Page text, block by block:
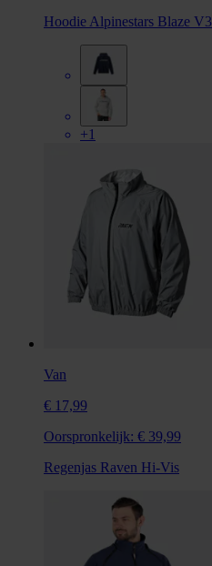
Hoodie Alpinestars Blaze V3
+1
Van
€ 17,99
Oorspronkelijk: € 39,99
Regenjas Raven Hi-Vis